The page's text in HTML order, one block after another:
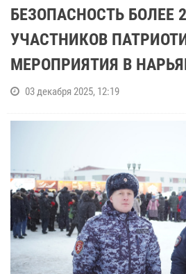
БЕЗОПАСНОСТЬ БОЛЕЕ
УЧАСТНИКОВ
МЕРОПРИЯТИЯ В
03 декабря 2025, 12:19